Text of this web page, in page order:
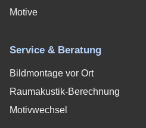
Motive
Service & Beratung
Bildmontage vor Ort
Raumakustik-Berechnung
Motivwechsel